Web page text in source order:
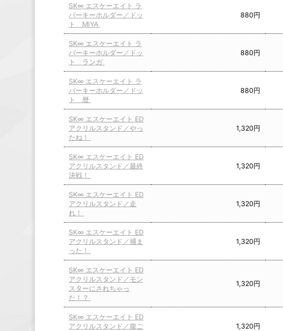
SK∞ エスケーエイト ラ
バーキーホルダー／ドッ
ト MIYA
880円
SK∞ エスケーエイト ラ
バーキーホルダー／ドッ
ト ランガ
880円
SK∞ エスケーエイト ラ
バーキーホルダー／ドッ
ト 暦
880円
SK∞ エスケーエイト ED
アクリルスタンド／やっ
たね！
1,320円
SK∞ エスケーエイト ED
アクリルスタンド／最終
決戦！
1,320円
SK∞ エスケーエイト ED
アクリルスタンド／走
れ！
1,320円
SK∞ エスケーエイト ED
アクリルスタンド／捕ま
った！
1,320円
SK∞ エスケーエイト ED
アクリルスタンド／モン
スターにされちゃっ
た！？
1,320円
SK∞ エスケーエイト ED
アクリルスタンド／腹ご
1,320円